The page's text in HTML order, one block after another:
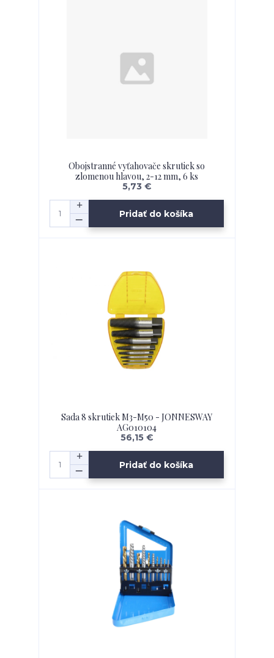
Obojstranné vyťahovače skrutiek so
zlomenou hlavou, 2-12 mm, 6 ks
5,73 €
Pridať do košíka
Sada 8 skrutiek M3-M50 - JONNESWAY
AG010104
56,15 €
Pridať do košíka